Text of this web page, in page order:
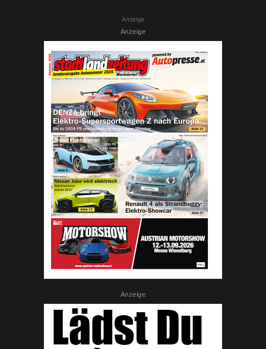
Anzeige
Anzeige
Anzeige